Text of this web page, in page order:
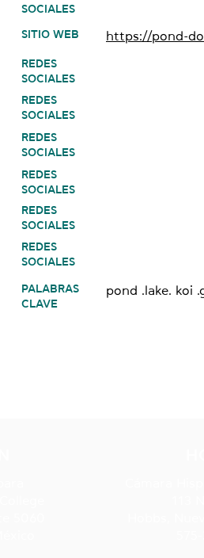
SOCIALES
SITIO WEB
REDES
SOCIALES
REDES
SOCIALES
REDES
SOCIALES
REDES
SOCIALES
REDES
SOCIALES
REDES
SOCIALES
PALABRAS
CLAVE
https://pond-
pond .lake. koi